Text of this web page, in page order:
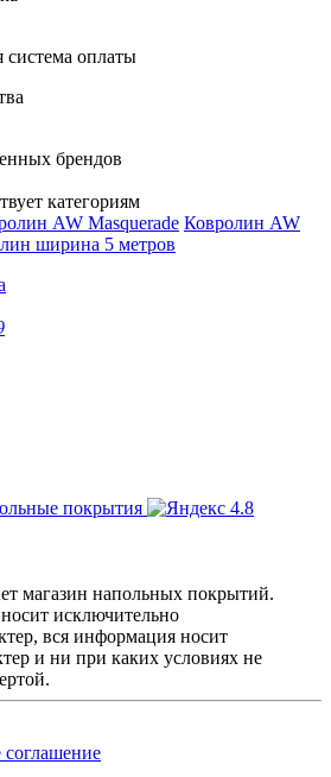
система оплаты
брендов
категориям
AW Masquerade Ковролин AW
ширина 5 метров
покрытия
4.8
магазин напольных покрытий.
исключительно
вся информация носит
и ни при каких условиях не
соглашение